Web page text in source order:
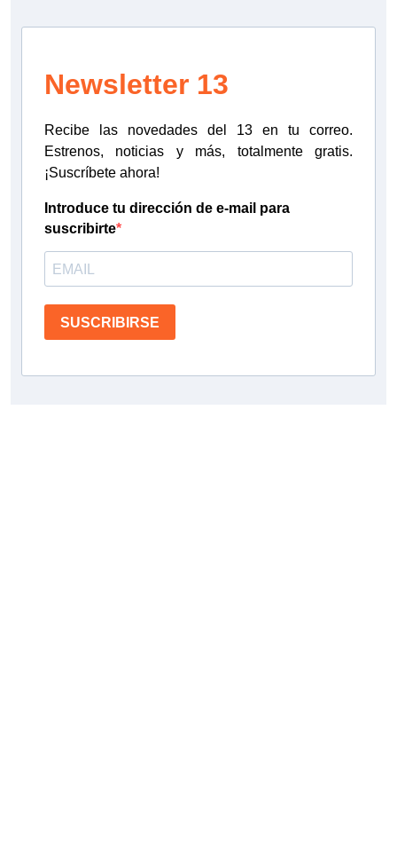
Newsletter 13
Recibe las novedades del 13 en tu correo.
Estrenos, noticias y más, totalmente gratis.
¡Suscríbete ahora!
Introduce tu dirección de e-mail para
suscribirte
SUSCRIBIRSE